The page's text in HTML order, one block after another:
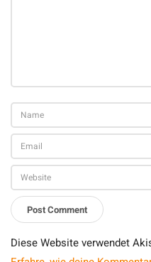
Diese Website verwendet